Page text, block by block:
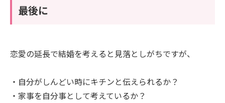
最後に
恋愛の延長で結婚を考えると見落としがちですが、
・自分がしんどい時にキチンと伝えられるか？
・家事を自分事として考えているか？